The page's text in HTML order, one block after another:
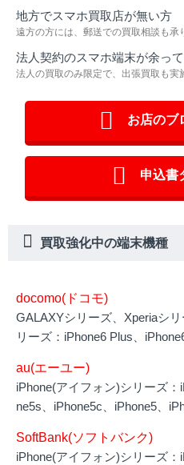
地方でスマホ買取店が無い方
遠方の方には、郵送での買取相談も承
法人契約のスマホ端末が余っ
法人の買取のみ限定で、出張買取も実
お店のブ
申込書
買取強化中の端末機種
docomo(ドコモ)
GALAXYシリーズ、Xperiaシ
リーズ：iPhone6 Plus、
au(エーユー)
iPhone(アイフォン)シリーズ
ne5s、iPhone5c、iPhone5、
SoftBank(ソフトバンク)
iPhone(アイフォン)シリーズ